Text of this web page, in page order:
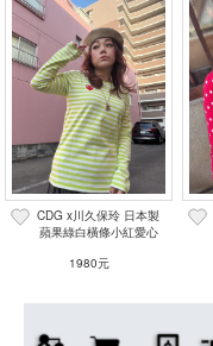
CDG x川久保玲 日本製
蘋果綠白橫條小紅愛心
1980元